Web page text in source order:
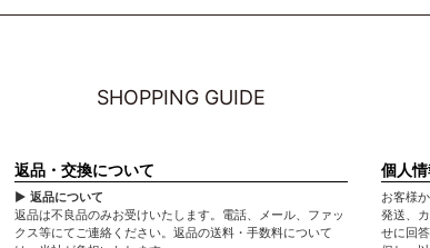
SHOPPING GUIDE
返品・交換について
▶ 返品について
返品は不良品のみお受けいたします。電話、メール、ファッ
クス等にてご連絡ください。返品の送料・手数料について
個人
お客様
発送、
せに回